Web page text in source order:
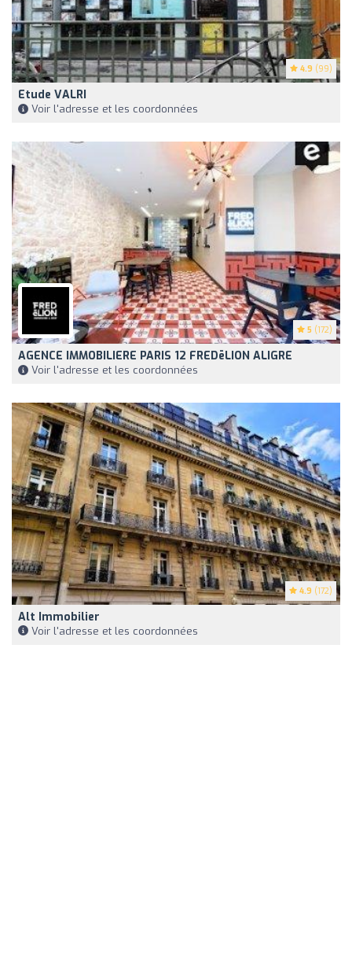
4.9 (99)
Etude VALRI
Voir l'adresse et les coordonnées
5 (172)
AGENCE IMMOBILIERE PARIS 12 FREDēLION ALIGRE
Voir l'adresse et les coordonnées
4.9 (172)
Alt Immobilier
Voir l'adresse et les coordonnées